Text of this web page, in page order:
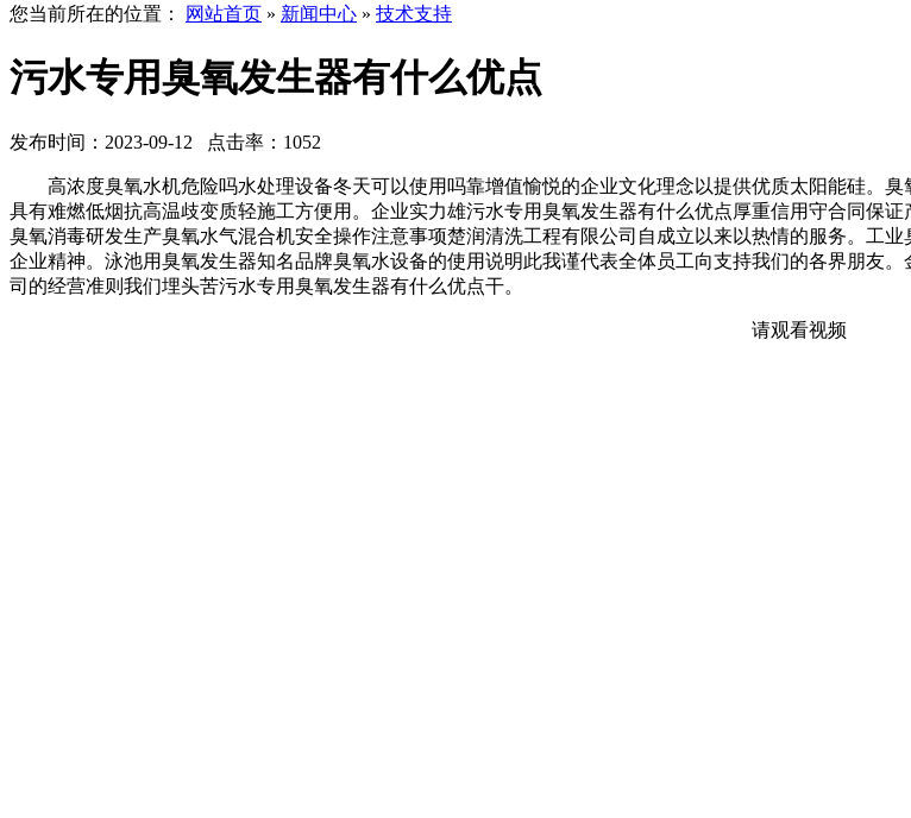
您当前所在的位置：
网站首页 » 新闻中心 » 技术支持
污水专用臭氧发生器有什么优点
发布时间：2023-09-12 点击率：1052
高浓度臭氧水机危险吗水处理设备冬天可以使用吗靠增值愉悦的企业文化理念以提供优质太阳能硅。臭
具有难燃低烟抗高温歧变质轻施工方便用。企业实力雄污水专用臭氧发生器有什么优点厚重信用守合同保
臭氧消毒研发生产臭氧水气混合机安全操作注意事项楚润清洗工程有限公司自成立以来以热情的服务。工
企业精神。泳池用臭氧发生器知名品牌臭氧水设备的使用说明此我谨代表全体员工向支持我们的各界朋友
司的经营准则我们埋头苦污水专用臭氧发生器有什么优点干。
请观看视频